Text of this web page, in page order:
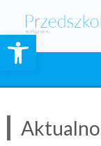
Otwórz pasek narzędzi
content